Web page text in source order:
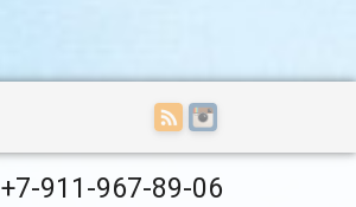
+7-911-967-89-06